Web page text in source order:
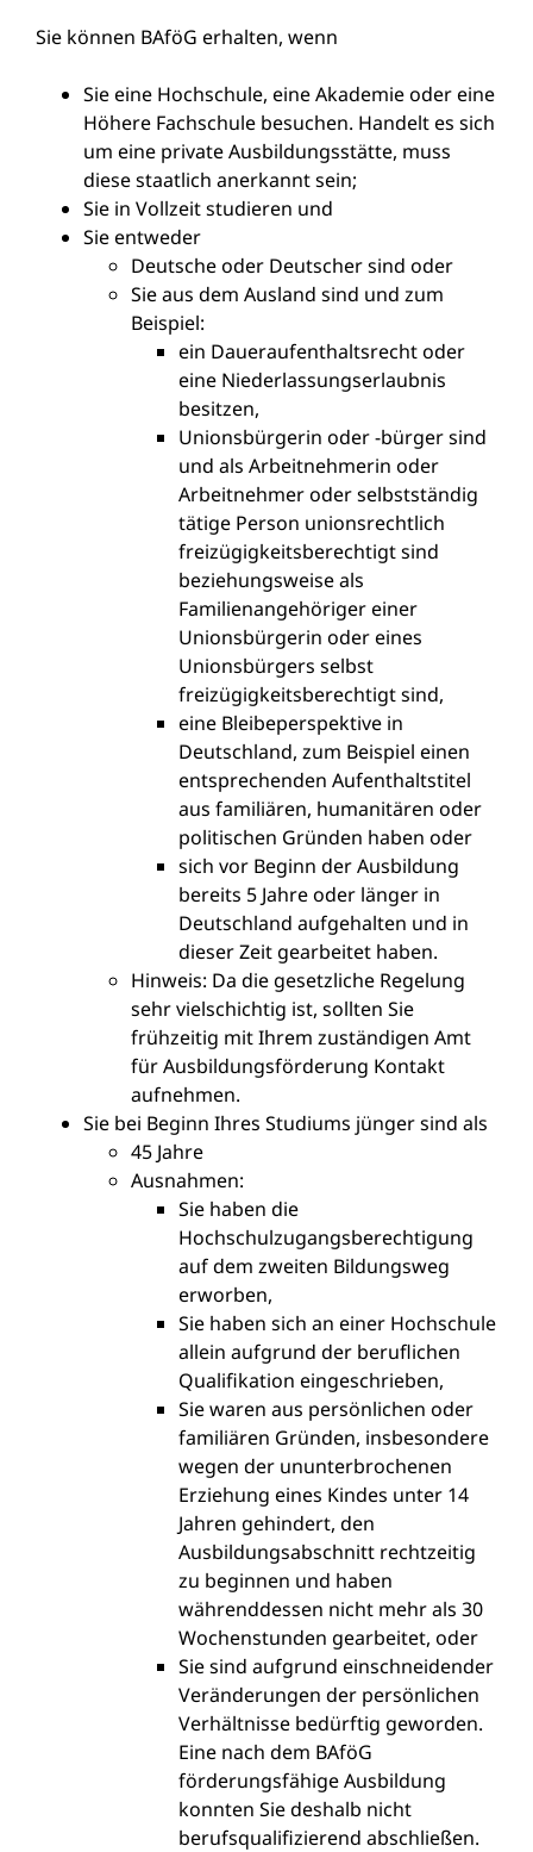
Sie können BAföG erhalten, wenn
Sie eine Hochschule, eine Akademie oder eine
Höhere Fachschule besuchen. Handelt es sich
um eine private Ausbildungsstätte, muss
diese staatlich anerkannt sein;
Sie in Vollzeit studieren und
Sie entweder
Deutsche oder Deutscher sind oder
Sie aus dem Ausland sind und zum
Beispiel:
ein Daueraufenthaltsrecht oder
eine Niederlassungserlaubnis
besitzen,
Unionsbürgerin oder -bürger sind
und als Arbeitnehmerin oder
Arbeitnehmer oder selbstständig
tätige Person unionsrechtlich
freizügigkeitsberechtigt sind
beziehungsweise als
Familienangehöriger einer
Unionsbürgerin oder eines
Unionsbürgers selbst
freizügigkeitsberechtigt sind,
eine Bleibeperspektive in
Deutschland, zum Beispiel einen
entsprechenden Aufenthaltstitel
aus familiären, humanitären oder
politischen Gründen haben oder
sich vor Beginn der Ausbildung
bereits 5 Jahre oder länger in
Deutschland aufgehalten und in
dieser Zeit gearbeitet haben.
Hinweis: Da die gesetzliche Regelung
sehr vielschichtig ist, sollten Sie
frühzeitig mit Ihrem zuständigen Amt
für Ausbildungsförderung Kontakt
aufnehmen.
Sie bei Beginn Ihres Studiums jünger sind als
45 Jahre
Ausnahmen:
Sie haben die
Hochschulzugangsberechtigung
auf dem zweiten Bildungsweg
erworben,
Sie haben sich an einer Hochschule
allein aufgrund der beruflichen
Qualifikation eingeschrieben,
Sie waren aus persönlichen oder
familiären Gründen, insbesondere
wegen der ununterbrochenen
Erziehung eines Kindes unter 14
Jahren gehindert, den
Ausbildungsabschnitt rechtzeitig
zu beginnen und haben
währenddessen nicht mehr als 30
Wochenstunden gearbeitet, oder
Sie sind aufgrund einschneidender
Veränderungen der persönlichen
Verhältnisse bedürftig geworden.
Eine nach dem BAföG
förderungsfähige Ausbildung
konnten Sie deshalb nicht
berufsqualifizierend abschließen.